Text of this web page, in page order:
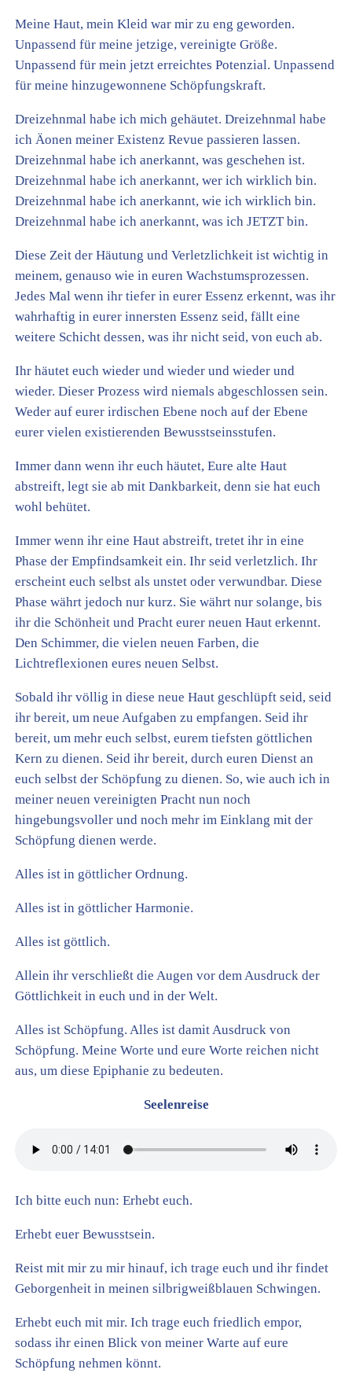
Meine Haut, mein Kleid war mir zu eng geworden.
Unpassend für meine jetzige, vereinigte Größe.
Unpassend für mein jetzt erreichtes Potenzial. Unpassend
für meine hinzugewonnene Schöpfungskraft.
Dreizehnmal habe ich mich gehäutet. Dreizehnmal habe
ich Äonen meiner Existenz Revue passieren lassen.
Dreizehnmal habe ich anerkannt, was geschehen ist.
Dreizehnmal habe ich anerkannt, wer ich wirklich bin.
Dreizehnmal habe ich anerkannt, wie ich wirklich bin.
Dreizehnmal habe ich anerkannt, was ich JETZT bin.
Diese Zeit der Häutung und Verletzlichkeit ist wichtig in
meinem, genauso wie in euren Wachstumsprozessen.
Jedes Mal wenn ihr tiefer in eurer Essenz erkennt, was ihr
wahrhaftig in eurer innersten Essenz seid, fällt eine
weitere Schicht dessen, was ihr nicht seid, von euch ab.
Ihr häutet euch wieder und wieder und wieder und
wieder. Dieser Prozess wird niemals abgeschlossen sein.
Weder auf eurer irdischen Ebene noch auf der Ebene
eurer vielen existierenden Bewusstseinsstufen.
Immer dann wenn ihr euch häutet, Eure alte Haut
abstreift, legt sie ab mit Dankbarkeit, denn sie hat euch
wohl behütet.
Immer wenn ihr eine Haut abstreift, tretet ihr in eine
Phase der Empfindsamkeit ein. Ihr seid verletzlich. Ihr
erscheint euch selbst als unstet oder verwundbar. Diese
Phase währt jedoch nur kurz. Sie währt nur solange, bis
ihr die Schönheit und Pracht eurer neuen Haut erkennt.
Den Schimmer, die vielen neuen Farben, die
Lichtreflexionen eures neuen Selbst.
Sobald ihr völlig in diese neue Haut geschlüpft seid, seid
ihr bereit, um neue Aufgaben zu empfangen. Seid ihr
bereit, um mehr euch selbst, eurem tiefsten göttlichen
Kern zu dienen. Seid ihr bereit, durch euren Dienst an
euch selbst der Schöpfung zu dienen. So, wie auch ich in
meiner neuen vereinigten Pracht nun noch
hingebungsvoller und noch mehr im Einklang mit der
Schöpfung dienen werde.
Alles ist in göttlicher Ordnung.
Alles ist in göttlicher Harmonie.
Alles ist göttlich.
Allein ihr verschließt die Augen vor dem Ausdruck der
Göttlichkeit in euch und in der Welt.
Alles ist Schöpfung. Alles ist damit Ausdruck von
Schöpfung. Meine Worte und eure Worte reichen nicht
aus, um diese Epiphanie zu bedeuten.
Seelenreise
Ich bitte euch nun: Erhebt euch.
Erhebt euer Bewusstsein.
Reist mit mir zu mir hinauf, ich trage euch und ihr findet
Geborgenheit in meinen silbrigweißblauen Schwingen.
Erhebt euch mit mir. Ich trage euch friedlich empor,
sodass ihr einen Blick von meiner Warte auf eure
Schöpfung nehmen könnt.